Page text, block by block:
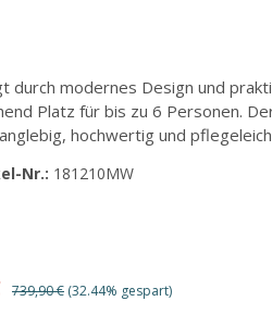
modernes Design und
Platz für bis zu 6 Personen.
hochwertig und
Garten oder Balkon!
Terminabsprache
Nr.: 181210MW
Regulärer Preis:
739,90 € (32.44% gespart)